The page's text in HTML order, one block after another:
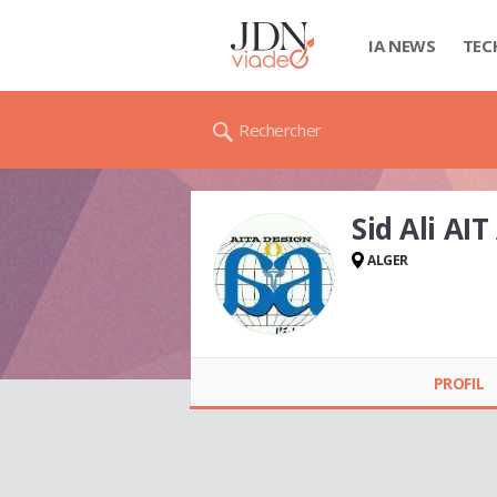
IA NEWS
Rechercher
Sid Ali AIT
ALGER
PROFIL